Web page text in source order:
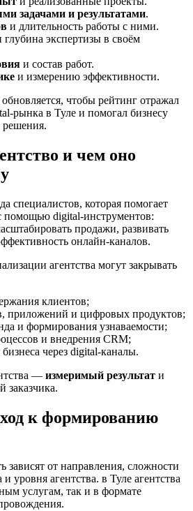
задачами и результатами.
и длительность работы с ними.
глубина экспертизы в своём
и состав работ.
и измерению эффективности.
чтобы рейтинг отражал
рынка в Туле и помогал бизнесу
и чем оно
специалистов, которая помогает
помощью digital-инструментов:
продажи, развивать
онлайн-каналов.
агентства могут закрывать
клиентов;
приложений и цифровых продуктов;
и формирования узнаваемости;
и внедрения CRM;
через digital-каналы.
— измеримый результат и
заказчика.
к формированию
зависят от направления, сложности
уровня агентства. в Туле агентства
услугам, так и в формате